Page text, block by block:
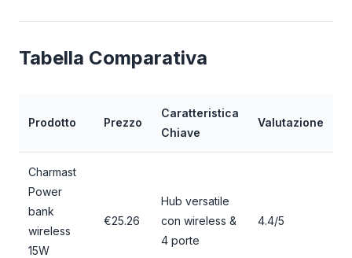
Tabella Comparativa
Prodotto Prezzo
Caratteristica
Chiave
Valutazione
Charmast
Power
bank
wireless
15W
€25.26
Hub versatile
con wireless &
4 porte
4.4/5